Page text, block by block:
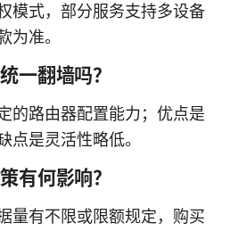
模式，部分服务支持多设备
为准。
一翻墙吗？
的路由器配置能力；优点是
点是灵活性略低。
有何影响？
量有不限或限额规定，购买